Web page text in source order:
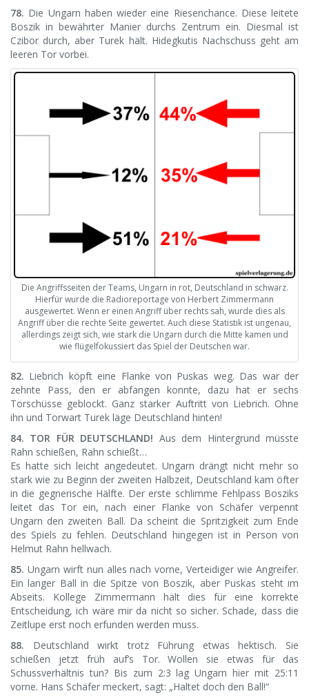
78. Die Ungarn haben wieder eine Riesenchance. Diese leitete
Boszik in bewährter Manier durchs Zentrum ein. Diesmal ist
Czibor durch, aber Turek hält. Hidegkutis Nachschuss geht am
leeren Tor vorbei.
Die Angriffsseiten der Teams, Ungarn in rot, Deutschland in schwarz.
Hierfür wurde die Radioreportage von Herbert Zimmermann
ausgewertet. Wenn er einen Angriff über rechts sah, wurde dies als
Angriff über die rechte Seite gewertet. Auch diese Statistik ist ungenau,
allerdings zeigt sich, wie stark die Ungarn durch die Mitte kamen und
wie flügelfokussiert das Spiel der Deutschen war.
82. Liebrich köpft eine Flanke von Puskas weg. Das war der
zehnte Pass, den er abfangen konnte, dazu hat er sechs
Torschüsse geblockt. Ganz starker Auftritt von Liebrich. Ohne
ihn und Torwart Turek läge Deutschland hinten!
84. TOR FÜR DEUTSCHLAND! Aus dem Hintergrund müsste
Rahn schießen, Rahn schießt…
Es hatte sich leicht angedeutet. Ungarn drängt nicht mehr so
stark wie zu Beginn der zweiten Halbzeit, Deutschland kam öfter
in die gegnerische Hälfte. Der erste schlimme Fehlpass Bosziks
leitet das Tor ein, nach einer Flanke von Schäfer verpennt
Ungarn den zweiten Ball. Da scheint die Spritzigkeit zum Ende
des Spiels zu fehlen. Deutschland hingegen ist in Person von
Helmut Rahn hellwach.
85. Ungarn wirft nun alles nach vorne, Verteidiger wie Angreifer.
Ein langer Ball in die Spitze von Boszik, aber Puskas steht im
Abseits. Kollege Zimmermann hält dies für eine korrekte
Entscheidung, ich wäre mir da nicht so sicher. Schade, dass die
Zeitlupe erst noch erfunden werden muss.
88. Deutschland wirkt trotz Führung etwas hektisch. Sie
schießen jetzt früh auf’s Tor. Wollen sie etwas für das
Schussverhältnis tun? Bis zum 2:3 lag Ungarn hier mit 25:11
vorne. Hans Schäfer meckert, sagt: „Haltet doch den Ball!“